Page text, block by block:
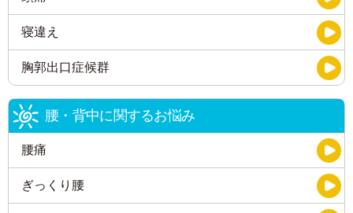
寝違え
胸郭出口症候群
腰・背中に関するお悩み
腰痛
ぎっくり腰